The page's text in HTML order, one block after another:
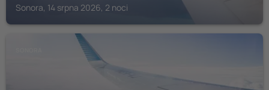
Sonora, 14 srpna 2026, 2 noci